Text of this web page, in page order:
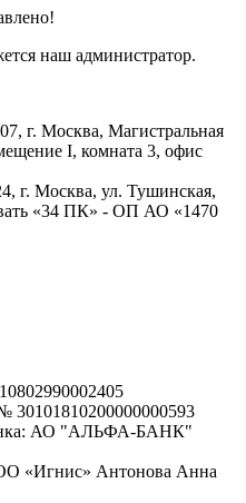
наш администратор.
г. Москва, Магистральная
I, комната 3, офис
г. Москва, ул. Тушинская,
«34 ПК» - ОП АО «1470
30101810200000000593
АО "АЛЬФА-БАНК"
«Игнис» Антонова Анна